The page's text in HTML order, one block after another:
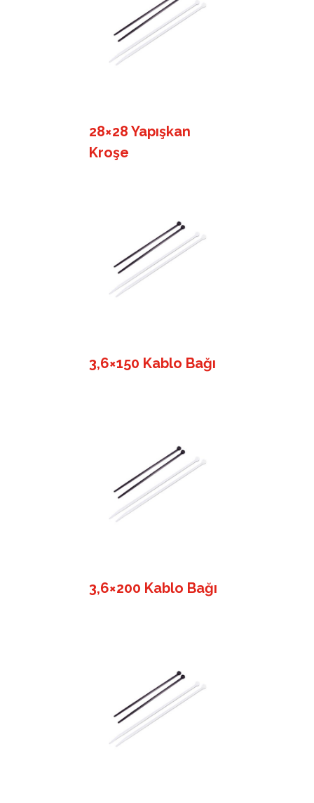
28×28 Yapışkan
Kroşe
3,6×150 Kablo Bağı
3,6×200 Kablo Bağı